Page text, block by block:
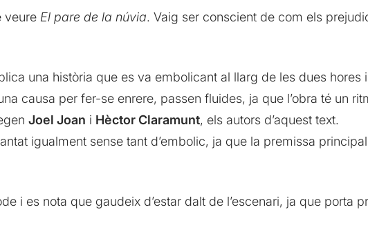
veure El pare de la núvia. Vaig ser conscient de com els
una història que es va embolicant al llarg de les dues hores
causa per fer-se enrere, passen fluides, ja que l’obra té un
Joel Joan i Hèctor Claramunt, els autors d’aquest text.
igualment sense tant d’embolic, ja que la premissa
i es nota que gaudeix d’estar dalt de l’escenari, ja que porta